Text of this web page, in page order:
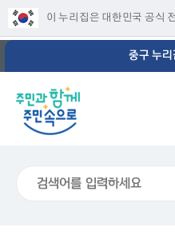
이 누리집은 대한민국 공식
중구 누리